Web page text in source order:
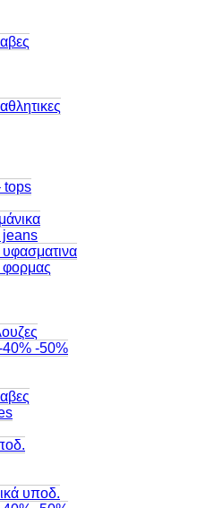
tops
jeans
υφασματινα
φορμας
40% -50%
υποδ.